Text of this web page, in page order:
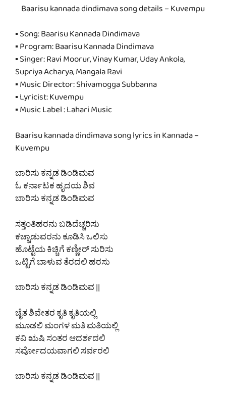
Baarisu kannada dindimava song details – Kuvempu
▪ Song: Baarisu Kannada Dindimava
▪ Program: Baarisu Kannada Dindimava
▪ Singer: Ravi Moorur, Vinay Kumar, Uday Ankola,
Supriya Acharya, Mangala Ravi
▪ Music Director: Shivamogga Subbanna
▪ Lyricist: Kuvempu
▪ Music Label : Lahari Music
Baarisu kannada dindimava song lyrics in Kannada –
Kuvempu
ಬಾರಿಸು ಕನ್ನಡ ಡಿಂಡಿಮವ
ಓ ಕರ್ನಾಟಕ ಹೃದಯ ಶಿವ
ಬಾರಿಸು ಕನ್ನಡ ಡಿಂಡಿಮವ
ಸತ್ತಂತಿಹರನು ಬಡಿದೆಚ್ಚರಿಸು
ಕಚ್ಚಾಡುವರನು ಕೂಡಿಸಿ ಒಲಿಸು
ಹೊಟ್ಟೆಯ ಕಿಚ್ಚಿಗೆ ಕಣ್ಣೀರ್ ಸುರಿಸು
ಒಟ್ಟಿಗೆ ಬಾಳುವ ತೆರದಲಿ ಹರಸು
ಬಾರಿಸು ಕನ್ನಡ ಡಿಂಡಿಮವ ||
ಚೈತ ಶಿವೇತರ ಕೃತಿ ಕೃತಿಯಲ್ಲಿ
ಮೂಡಲಿ ಮಂಗಳ ಮತಿ ಮತಿಯಲ್ಲಿ
ಕವಿ ಋಷಿ ಸಂತರ ಆದರ್ಶದಲಿ
ಸರ್ವೋದಯವಾಗಲಿ ಸರ್ವರಲಿ
ಬಾರಿಸು ಕನ್ನಡ ಡಿಂಡಿಮವ ||